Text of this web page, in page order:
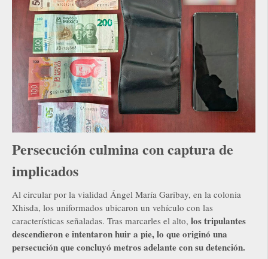
Persecución culmina con captura de
implicados
Al circular por la vialidad Ángel María Garibay, en la colonia
Xhisda, los uniformados ubicaron un vehículo con las
características señaladas. Tras marcarles el alto, los tripulantes
descendieron e intentaron huir a pie, lo que originó una
persecución que concluyó metros adelante con su detención.